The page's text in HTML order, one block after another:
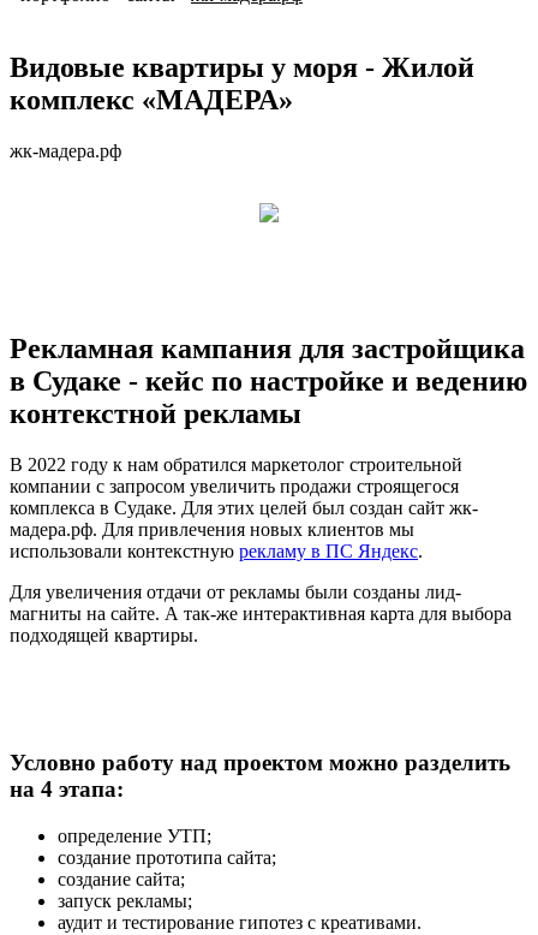
Видовые квартиры у моря - Жилой
комплекс «МАДЕРА»
жк-мадера.рф
Рекламная кампания для застройщика
в Судаке - кейс по настройке и ведению
контекстной рекламы
В 2022 году к нам обратился маркетолог строительной
компании с запросом увеличить продажи строящегося
комплекса в Судаке. Для этих целей был создан сайт жк-
мадера.рф. Для привлечения новых клиентов мы
использовали контекстную рекламу в ПС Яндекс.
Для увеличения отдачи от рекламы были созданы лид-
магниты на сайте. А так-же интерактивная карта для выбора
подходящей квартиры.
Условно работу над проектом можно разделить
на 4 этапа:
определение УТП;
создание прототипа сайта;
создание сайта;
запуск рекламы;
аудит и тестирование гипотез с креативами.